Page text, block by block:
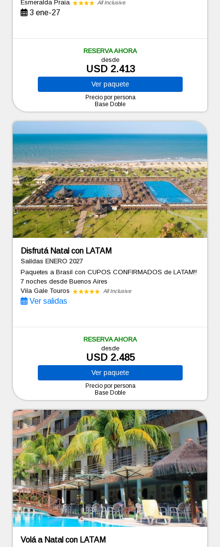
Esmeralda Praia
All Inclusive
3 ene-27
RESERVA AHORA
desde
USD 2.413
Ver paquete
Precio por persona
Base Doble
Disfrutá Natal con LATAM
Salidas ENERO 2027
Paquetes a Brasil con CUPOS CONFIRMADOS de LATAM!!
7 nochesdesde Buenos Aires
Vila Gale Touros
All Inclusive
Ver salidas
RESERVA AHORA
desde
USD 2.485
Ver paquete
Precio por persona
Base Doble
Volá a Natal con LATAM